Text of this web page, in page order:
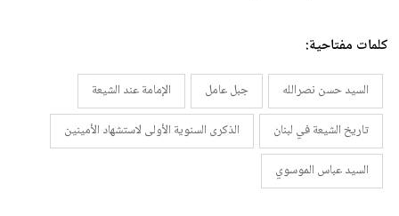
كلمات مفتاحية:
السيد حسن نصرالله جبل عامل
الإمامة عند الشيعة
تاريخ الشيعة في لبنان
الذكرى السنوية الأولى لاستشهاد الأمينين
السيد عباس الموسوي